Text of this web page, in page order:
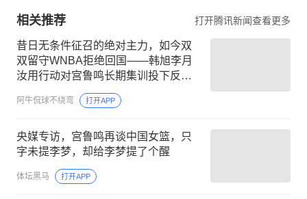
相关推荐 打开腾讯新闻查看更多
昔日无条件征召的绝对主力，如今双
双留守WNBA拒绝回国——韩旭李月
汝用行动对宫鲁鸣长期集训投下反对
阿牛侃球不绕弯 打开APP
央媒专访，宫鲁鸣再谈中国女篮，只
字未提李梦，却给李梦提了个醒
体坛黑马 打开APP